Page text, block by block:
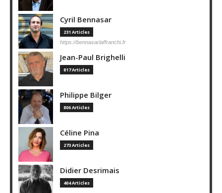
Cyril Bennasar
231 Articles
https://bennasarlaffranchi.fr
Jean-Paul Brighelli
817 Articles
Philippe Bilger
806 Articles
Céline Pina
273 Articles
Didier Desrimais
404 Articles